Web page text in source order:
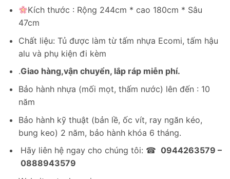
là:
tại
4,900,000₫.
Kích thước : Rộng 244cm * cao 180cm * Sâu
47cm
Chất liệu: Tủ được làm từ tấm nhựa Ecomi, tấm hậu
alu và phụ kiện đi kèm
.Giao hàng,vận chuyển, lắp ráp miễn phí.
Bảo hành nhựa (mối mọt, thấm nước) lên đến : 10
năm
Bảo hành kỹ thuật (bản lề, ốc vít, ray ngăn kéo,
bung keo) 2 năm, bảo hành khóa 6 tháng.
Hãy liên hệ ngay cho chúng tôi: ☎ 0944263579 –
0888943579